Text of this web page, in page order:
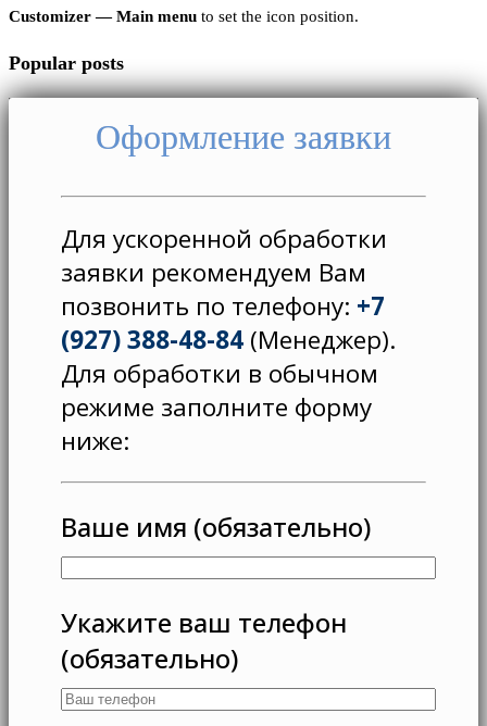
Customizer — Main menu to set the icon position.
Popular posts
Оформление заявки
Для ускоренной обработки
заявки рекомендуем Вам
позвонить по телефону: +7
(927) 388-48-84 (Менеджер).
Для обработки в обычном
режиме заполните форму
ниже:
Ваше имя (обязательно)
Укажите ваш телефон
(обязательно)